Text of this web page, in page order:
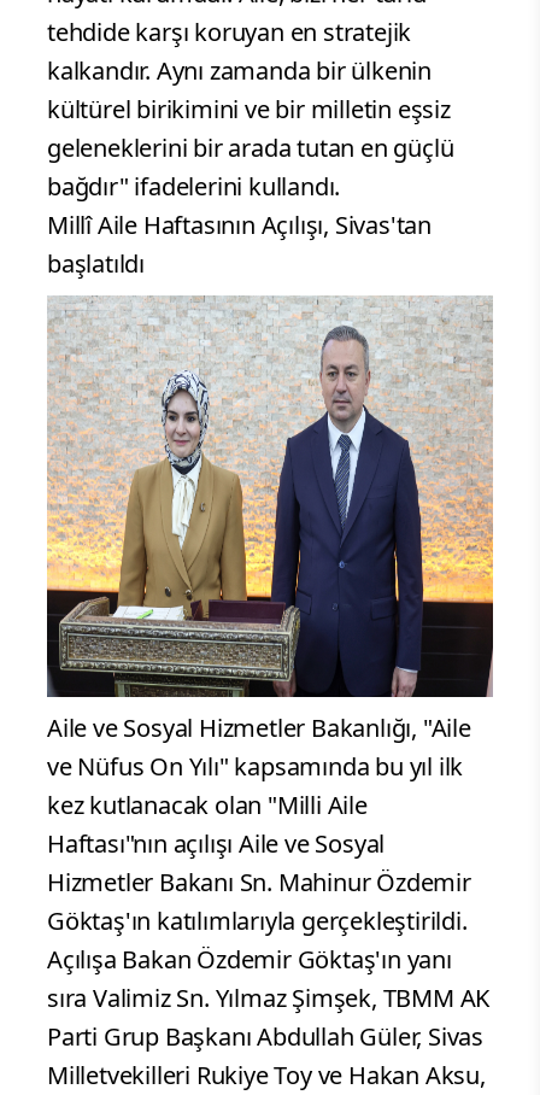
tehdide karşı koruyan en stratejik
kalkandır. Aynı zamanda bir ülkenin
kültürel birikimini ve bir milletin eşsiz
geleneklerini bir arada tutan en güçlü
bağdır" ifadelerini kullandı.
Millî Aile Haftasının Açılışı, Sivas'tan
başlatıldı
Aile ve Sosyal Hizmetler Bakanlığı, "Aile
ve Nüfus On Yılı" kapsamında bu yıl ilk
kez kutlanacak olan "Milli Aile
Haftası"nın açılışı Aile ve Sosyal
Hizmetler Bakanı Sn. Mahinur Özdemir
Göktaş'ın katılımlarıyla gerçekleştirildi.
Açılışa Bakan Özdemir Göktaş'ın yanı
sıra Valimiz Sn. Yılmaz Şimşek, TBMM AK
Parti Grup Başkanı Abdullah Güler, Sivas
Milletvekilleri Rukiye Toy ve Hakan Aksu,